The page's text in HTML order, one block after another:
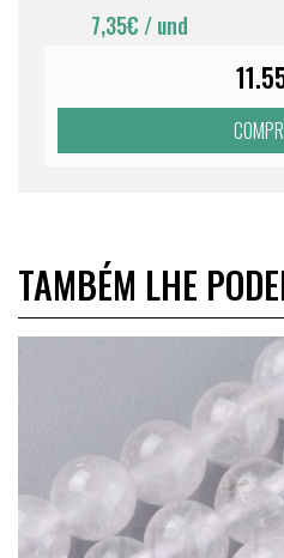
7,35€ / und
TAMBÉM LHE